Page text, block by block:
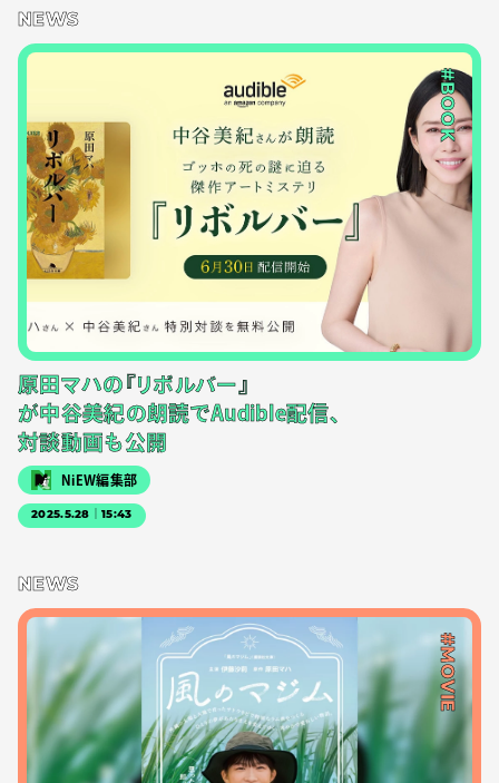
NEWS
#BOOK
原田マハの『リボルバー』
が中谷美紀の朗読でAudible配信、
対談動画も公開
NiEW編集部
2025.5.28｜15:43
NEWS
#MOVIE